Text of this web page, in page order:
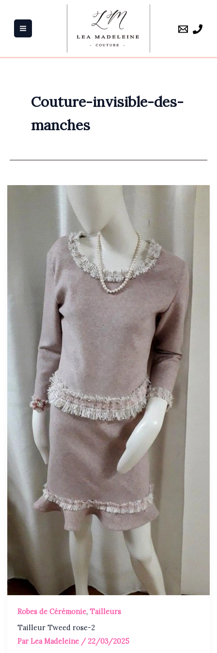
contenu
Couture-invisible-des-
manches
Robes de Cérémonie,Tailleurs
Tailleur Tweed rose-2
ParLea Madeleine / 22/03/2025